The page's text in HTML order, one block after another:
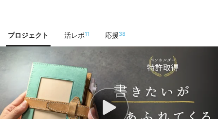
プロジェクト 活レポ11 応援38